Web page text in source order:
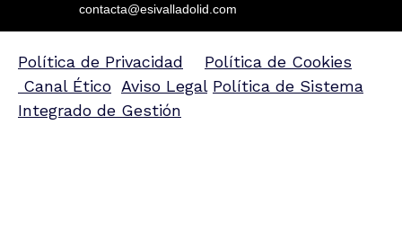
contacta@esivalladolid.com
Política de Privacidad
Política de Cookies
Canal Ético Aviso Legal Política de Sistema
Integrado de Gestión